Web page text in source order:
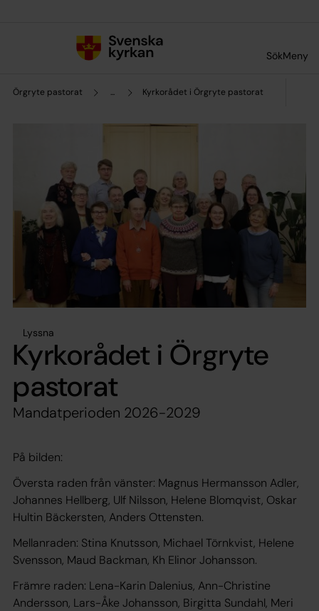
SökMeny
Örgryte pastorat ... Kyrkorådet i Örgryte pastorat
Lyssna
Kyrkorådet i Örgryte
pastorat
Mandatperioden 2026-2029
På bilden:
Översta raden från vänster: Magnus Hermansson Adler,
Johannes Hellberg, Ulf Nilsson, Helene Blomqvist, Oskar
Hultin Bäckersten, Anders Ottensten.
Mellanraden: Stina Knutsson, Michael Törnkvist, Helene
Svensson, Maud Backman, Kh Elinor Johansson.
Främre raden: Lena-Karin Dalenius, Ann-Christine
Andersson, Lars-Åke Johansson, Birgitta Sundahl, Meri